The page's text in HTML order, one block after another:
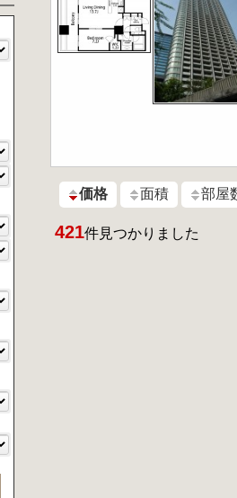
価格 面積 部屋
421件見つかりました